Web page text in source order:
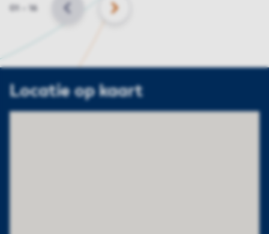
Slide
VORIGE VOLGENDE
Locatie op kaart